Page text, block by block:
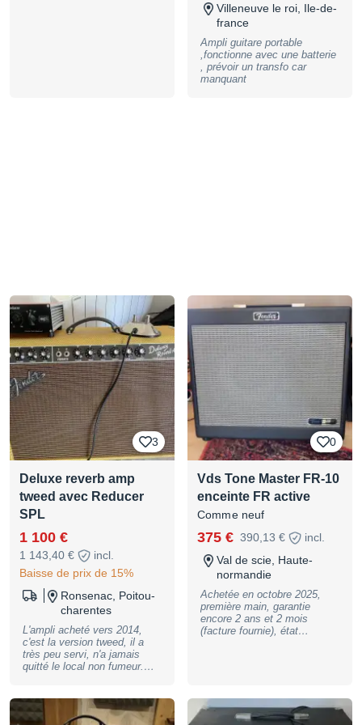
Villeneuve le roi, Ile-de-
france
Ampli guitare portable
,fonctionne avec une batterie
, prévoir un transfo car
manquant
3
Deluxe reverb amp
tweed avec Reducer
SPL
1 100 €
1 143,40 €
incl.
Baisse de prix de 15%
Ronsenac, Poitou-
charentes
L'ampli acheté vers 2014,
c'est la version tweed, il a
très peu servi, n'a jamais
quitté le local non fumeur.
adjoindre le réputé Reducer
SPL (250€ à l'argus
0
Vds Tone Master FR-10
enceinte FR active
Comme neuf
375 € 390,13 €
incl.
Val de scie, Haute-
normandie
Achetée en octobre 2025,
première main, garantie
encore 2 ans et 2 mois
(facture fournie), état
Descriptif Thomann: 1 canal
Puissance: 1000 Watt -